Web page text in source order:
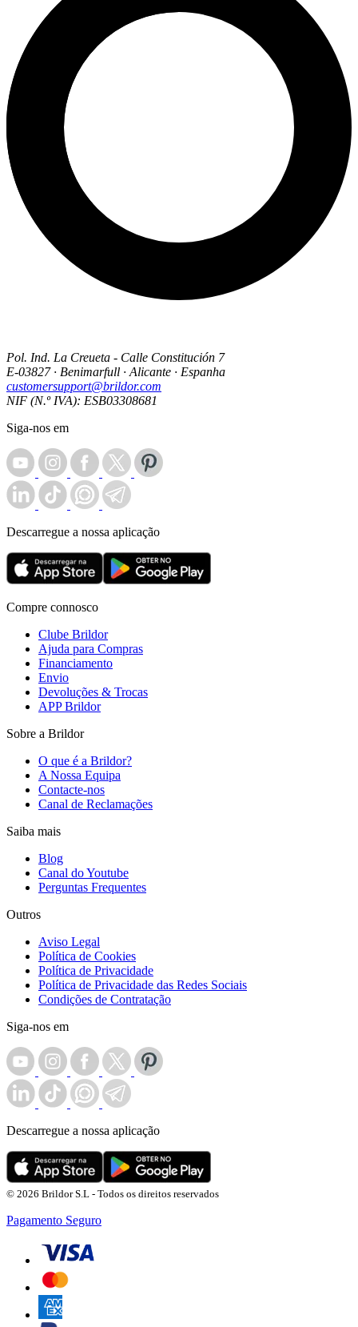
Pol. Ind. La Creueta - Calle Constitución 7
E-03827 · Benimarfull · Alicante · Espanha
customersupport@brildor.com
NIF (N.º IVA): ESB03308681
Siga-nos em
Descarregue a nossa aplicação
Compre connosco
Clube Brildor
Ajuda para Compras
Financiamento
Envio
Devoluções & Trocas
APP Brildor
Sobre a Brildor
O que é a Brildor?
A Nossa Equipa
Contacte-nos
Canal de Reclamações
Saiba mais
Blog
Canal do Youtube
Perguntas Frequentes
Outros
Aviso Legal
Política de Cookies
Política de Privacidade
Política de Privacidade das Redes Sociais
Condições de Contratação
Siga-nos em
Descarregue a nossa aplicação
© 2026 Brildor S.L - Todos os direitos reservados
Pagamento Seguro